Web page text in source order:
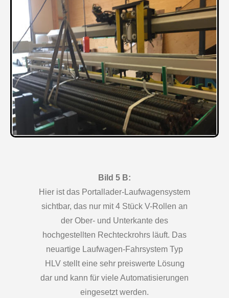
Bild 5 B:
Hier ist das Portallader-Laufwagensystem
sichtbar, das nur mit 4 Stück V-Rollen an
der Ober- und Unterkante des
hochgestellten Rechteckrohrs läuft. Das
neuartige Laufwagen-Fahrsystem Typ
HLV stellt eine sehr preiswerte Lösung
dar und kann für viele Automatisierungen
eingesetzt werden.